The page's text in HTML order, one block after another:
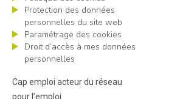
Protection des données
personnelles du site web
Paramétrage des cookies
Droit d’accès à mes données
personnelles
Cap emploi acteur du réseau
pour l’emploi